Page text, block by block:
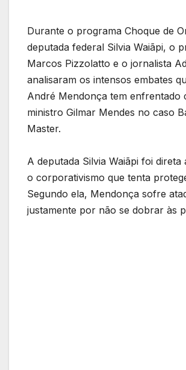
Durante o programa Choque de
deputada federal Silvia Waiãpi, o
Marcos Pizzolatto e o jornalista
analisaram os intensos embates
André Mendonça tem enfrentado
ministro Gilmar Mendes no caso
Master.
A deputada Silvia Waiãpi foi
o corporativismo que tenta
Segundo ela, Mendonça sofre
justamente por não se dobrar às